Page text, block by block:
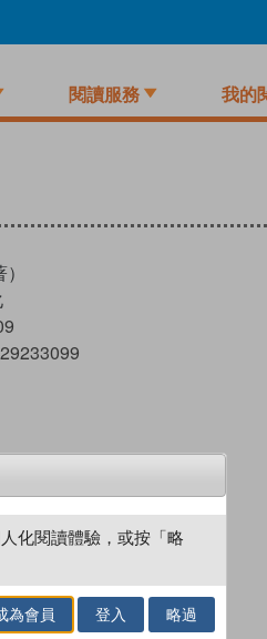
閱讀服務 我的
化閱讀體驗，或按「略
為會員 登入 略過